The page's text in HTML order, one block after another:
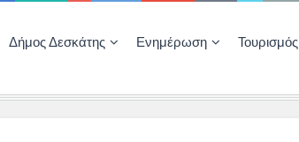
Δήμος Δεσκάτης Ενημέρωση Τουρισμός